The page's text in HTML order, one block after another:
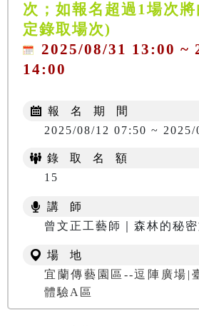
次；如報名超過1場次
定錄取場次)
2025/08/31 13:00 ~
14:00
報 名 期 間
2025/08/12 07:50 ~ 2025/
錄 取 名 額
15
講 師
曾文正工藝師｜森林的秘
場 地
宜蘭傳藝園區--逗陣廣場|
體驗A區